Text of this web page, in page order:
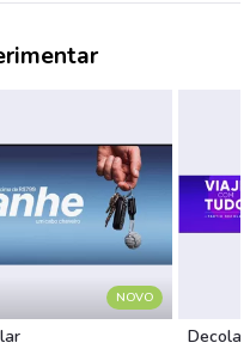
NOVO
Decolar